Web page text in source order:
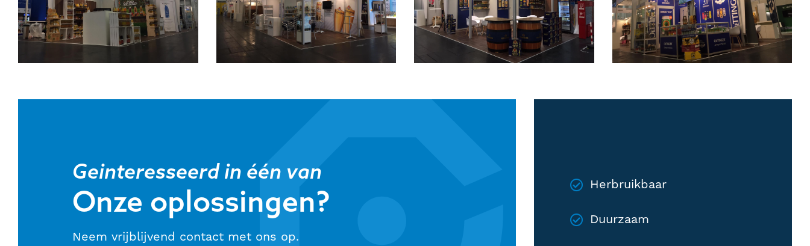
Geinteresseerd in één van
Onze oplossingen?
Neem vrijblijvend contact met ons op.
Herbruikbaar
Duurzaam